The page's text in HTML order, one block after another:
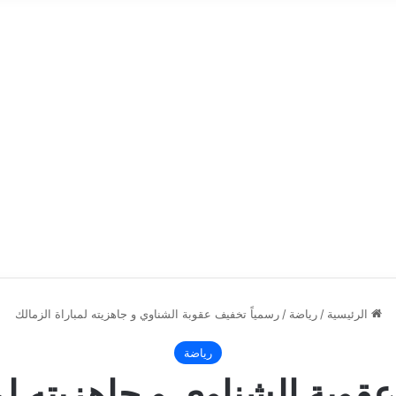
الرئيسية / رياضة / رسمياً تخفيف عقوبة الشناوي و جاهزيته لمباراة الزمالك
رياضة